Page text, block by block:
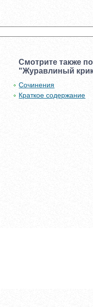
Смотрите также
"Журавлиный
Сочинения
Краткое содержание